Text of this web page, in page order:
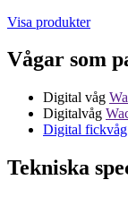
Visa produkter
Vågar som
Digital våg
Digitalvåg
Digital fickvåg
Tekniska